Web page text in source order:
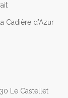
Cadière d’Azur
Le Castellet